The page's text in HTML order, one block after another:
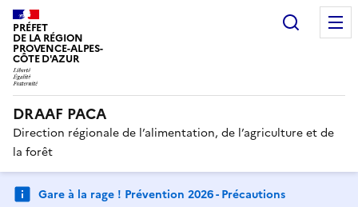
PRÉFET
DE LA RÉGION
PROVENCE-ALPES-
CÔTE D'AZUR
DRAAF PACA
Direction régionale de l’alimentation, de l’agriculture et de
la forêt
Gare à la rage ! Prévention 2026 - Précautions